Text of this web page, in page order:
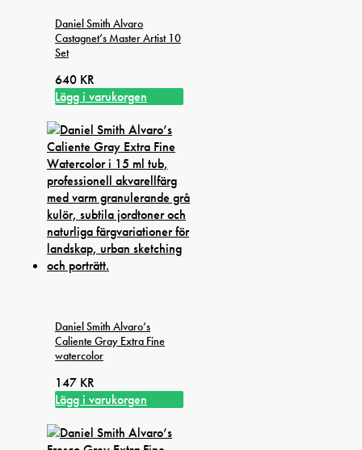
Daniel Smith Alvaro
Castagnet’s Master Artist 10
Set
640 KR
Lägg i varukorgen
Daniel Smith Alvaro’s
Caliente Gray Extra Fine
watercolor
147 KR
Lägg i varukorgen